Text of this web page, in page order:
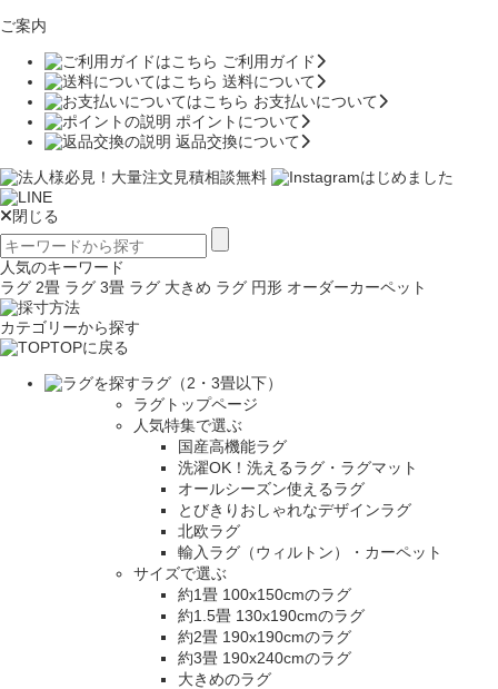
ご案内
ご利用ガイド
送料について
お支払いについて
ポイントについて
返品交換について
閉じる
人気のキーワード
ラグ 2畳 ラグ 3畳 ラグ 大きめ ラグ 円形 オーダーカーペット
カテゴリーから探す
TOPに戻る
ラグ（2・3畳以下）
ラグトップページ
人気特集で選ぶ
国産高機能ラグ
洗濯OK！洗えるラグ・ラグマット
オールシーズン使えるラグ
とびきりおしゃれなデザインラグ
北欧ラグ
輸入ラグ（ウィルトン）・カーペット
サイズで選ぶ
約1畳 100x150cmのラグ
約1.5畳 130x190cmのラグ
約2畳 190x190cmのラグ
約3畳 190x240cmのラグ
大きめのラグ